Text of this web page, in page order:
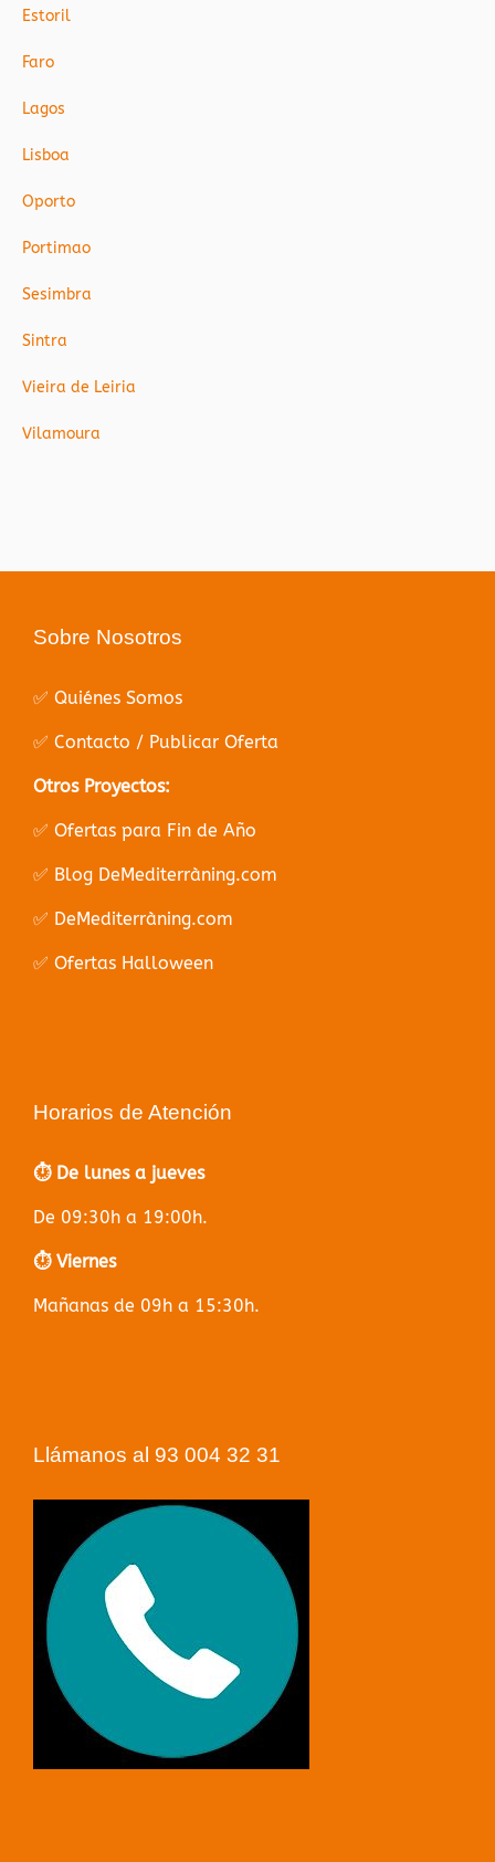
Estoril
Faro
Lagos
Lisboa
Oporto
Portimao
Sesimbra
Sintra
Vieira de Leiria
Vilamoura
Sobre Nosotros
✅ Quiénes Somos
✅ Contacto / Publicar Oferta
Otros Proyectos:
✅ Ofertas para Fin de Año
✅ Blog DeMediterràning.com
✅ DeMediterràning.com
✅ Ofertas Halloween
Horarios de Atención
⏱️ De lunes a jueves
De 09:30h a 19:00h.
⏱️ Viernes
Mañanas de 09h a 15:30h.
Llámanos al 93 004 32 31